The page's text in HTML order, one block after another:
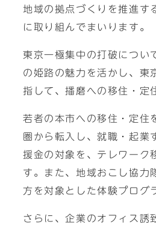
地域の拠点づくりを推進す
に取り組んでまいります。
東京一極集中の打破につい
の姫路の魅力を活かし、東
指して、播磨への移住・定
若者の本市への移住・定住
圏から転入し、就職・起業
援金の対象を、テレワーク
す。また、地域おこし協力
方を対象とした体験プログ
さらに、企業のオフィス誘